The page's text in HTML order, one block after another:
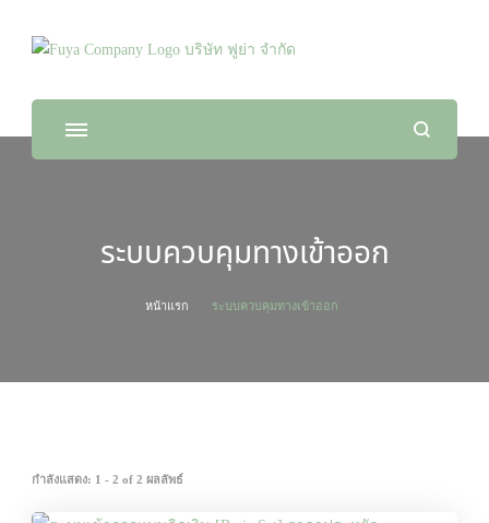
จัดจำหน่ายสินค้า และติดตั้งระบบรักษาความปลอดภัย
ระบบควบคุมทางเข้าออก
หน้าแรก ระบบควบคุมทางเข้าออก
กำลังแสดง: 1 - 2 of 2 ผลลัพธ์